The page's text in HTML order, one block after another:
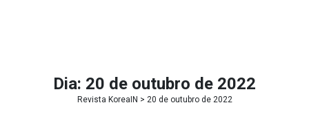
Dia: 20 de outubro de 2022
Revista KoreaIN > 20 de outubro de 2022